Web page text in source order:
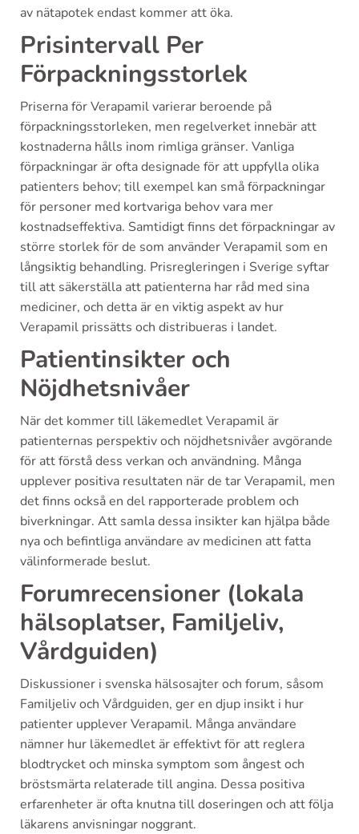
av nätapotek endast kommer att öka.
Prisintervall Per
Förpackningsstorlek
Priserna för Verapamil varierar beroende på
förpackningsstorleken, men regelverket innebär att
kostnaderna hålls inom rimliga gränser. Vanliga
förpackningar är ofta designade för att uppfylla olika
patienters behov; till exempel kan små förpackningar
för personer med kortvariga behov vara mer
kostnadseffektiva. Samtidigt finns det förpackningar av
större storlek för de som använder Verapamil som en
långsiktig behandling. Prisregleringen i Sverige syftar
till att säkerställa att patienterna har råd med sina
mediciner, och detta är en viktig aspekt av hur
Verapamil prissätts och distribueras i landet.
Patientinsikter och
Nöjdhetsnivåer
När det kommer till läkemedlet Verapamil är
patienternas perspektiv och nöjdhetsnivåer avgörande
för att förstå dess verkan och användning. Många
upplever positiva resultaten när de tar Verapamil, men
det finns också en del rapporterade problem och
biverkningar. Att samla dessa insikter kan hjälpa både
nya och befintliga användare av medicinen att fatta
välinformerade beslut.
Forumrecensioner (lokala
hälsoplatser, Familjeliv,
Vårdguiden)
Diskussioner i svenska hälsosajter och forum, såsom
Familjeliv och Vårdguiden, ger en djup insikt i hur
patienter upplever Verapamil. Många användare
nämner hur läkemedlet är effektivt för att reglera
blodtrycket och minska symptom som ångest och
bröstsmärta relaterade till angina. Dessa positiva
erfarenheter är ofta knutna till doseringen och att följa
läkarens anvisningar noggrant.